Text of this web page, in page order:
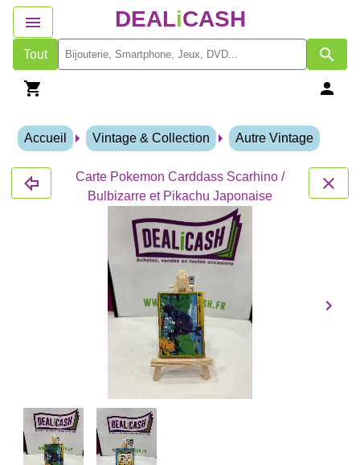
DEALiCASH
Tout
Accueil Vintage & Collection Autre Vintage
Carte Pokemon Carddass Scarhino /
Bulbizarre et Pikachu Japonaise